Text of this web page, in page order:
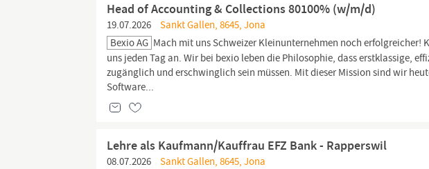
Head of Accounting & Collections 80100% (w/m/d)
19.07.2026
Sankt Gallen, 8645, Jona
Bexio AG Mach mit uns Schweizer Kleinunternehmen noch erfolgreicher!
uns jeden Tag an. Wir bei bexio leben die Philosophie, dass erstklassige,
zugänglich und erschwinglich sein müssen. Mit dieser Mission sind wir
Software...
Lehre als Kaufmann/Kauffrau EFZ Bank - Rapperswil
08.07.2026
Sankt Gallen, 8645, Jona